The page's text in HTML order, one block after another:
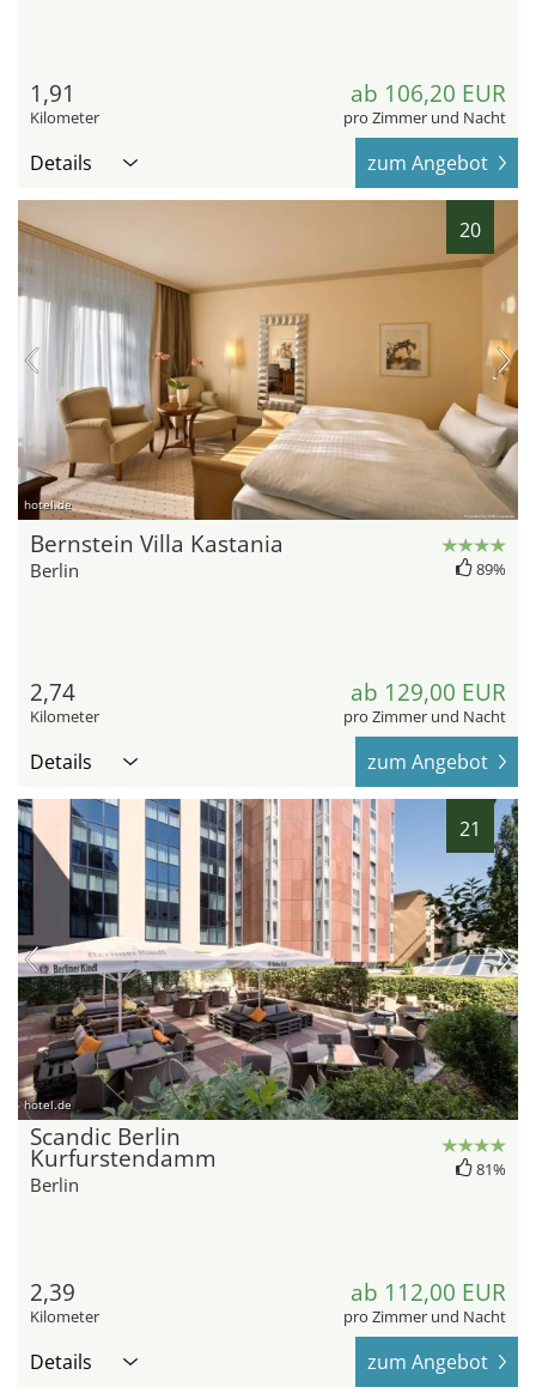
1,91
Kilometer
ab 106,20 EUR
pro Zimmer und Nacht
Details zum Angebot
20
hotel.de
Bernstein Villa Kastania
Berlin 89%
2,74
Kilometer
ab 129,00 EUR
pro Zimmer und Nacht
Details zum Angebot
21
hotel.de
Scandic Berlin
Kurfurstendamm
Berlin
81%
2,39
Kilometer
ab 112,00 EUR
pro Zimmer und Nacht
Details zum Angebot